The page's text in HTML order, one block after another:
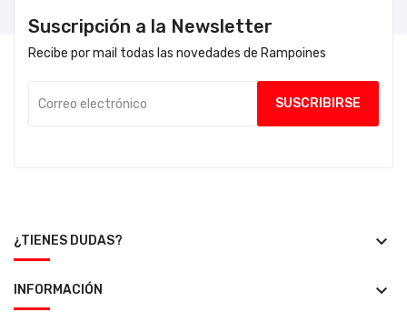
Suscripción a la Newsletter
Recibe por mail todas las novedades de Rampoines
¿TIENES DUDAS? keyboard_arrow_down
INFORMACIÓN keyboard_arrow_down